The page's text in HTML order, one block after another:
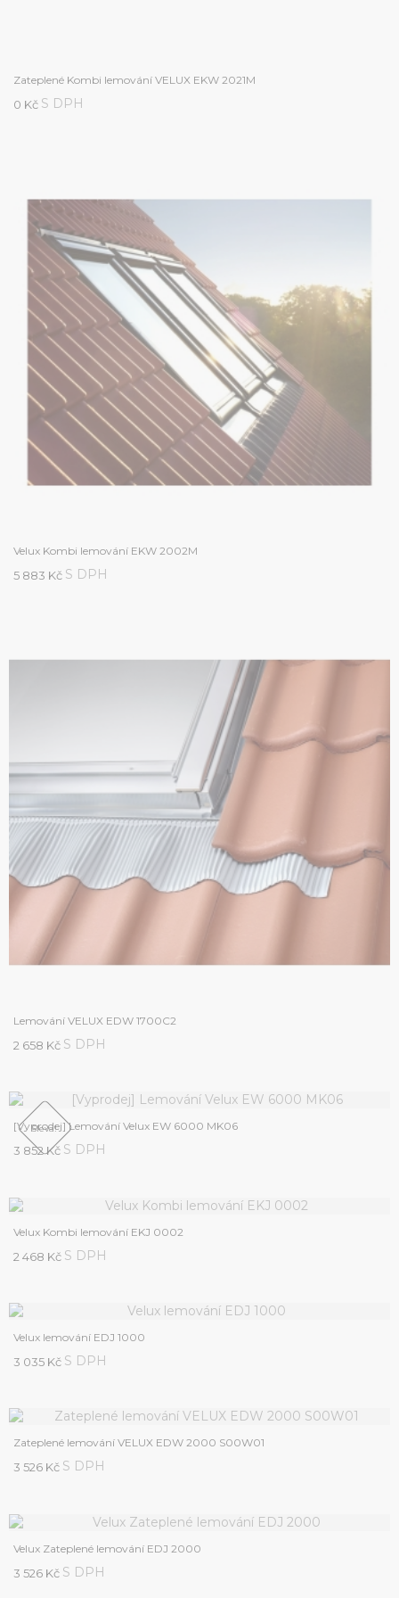
Zateplené Kombi lemování VELUX EKW 2021M
0 Kč S DPH
Velux Kombi lemování EKW 2002M
5 883 Kč S DPH
Lemování VELUX EDW 1700C2
2 658 Kč S DPH
Sleva!
[Vyprodej] Lemování Velux EW 6000 MK06
3 852 Kč S DPH
Velux Kombi lemování EKJ 0002
2 468 Kč S DPH
Velux lemování EDJ 1000
3 035 Kč S DPH
Zateplené lemování VELUX EDW 2000 S00W01
3 526 Kč S DPH
Velux Zateplené lemování EDJ 2000
3 526 Kč S DPH